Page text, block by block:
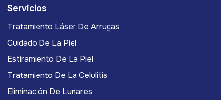
Servicios
Tratamiento Láser De Arrugas
Cuidado De La Piel
Estiramiento De La Piel
Tratamiento De La Celulitis
Eliminación De Lunares